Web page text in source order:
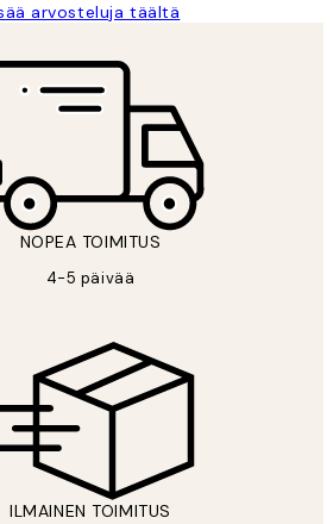
arvosteluja täältä
NOPEA TOIMITUS
4-5 päivää
ILMAINEN TOIMITUS